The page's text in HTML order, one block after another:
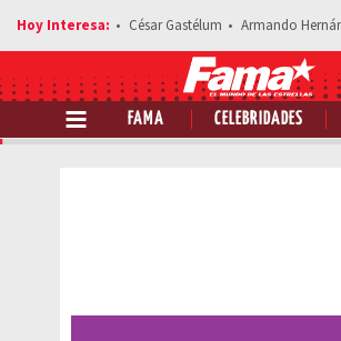
César Gastélum Armando
FAMA CELEBRIDADES